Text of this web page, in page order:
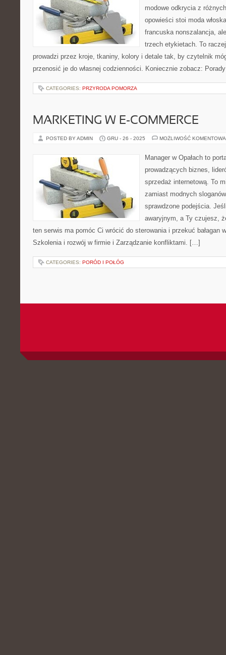
modowe odkrycia z
opowieści stoi moda
francuska nonszalancja,
trzech etykietach. To
prowadzi przez kroje, tkaniny, kolory i detale tak, by czytelnik
przenosić je do własnej codzienności. Koniecznie zobacz:
CATEGORIES: PRZYRODA POMORZA
MARKETING W E-COMMERCE
POSTED BY ADMIN GRU - 26 - 2025 MOŻLIWOŚĆ
Manager w Opałach to
prowadzących biznes,
sprzedaż internetową. To
zamiast modnych
sprawdzone podejścia.
awaryjnym, a Ty czujesz,
ten serwis ma pomóc Ci wrócić do sterowania i przekuć bałagan
Szkolenia i rozwój w firmie i Zarządzanie konfliktami. […]
CATEGORIES: PORÓD I POŁÓG